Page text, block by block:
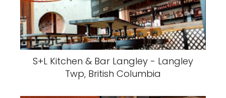
S+L Kitchen & Bar Langley - Langley
Twp, British Columbia